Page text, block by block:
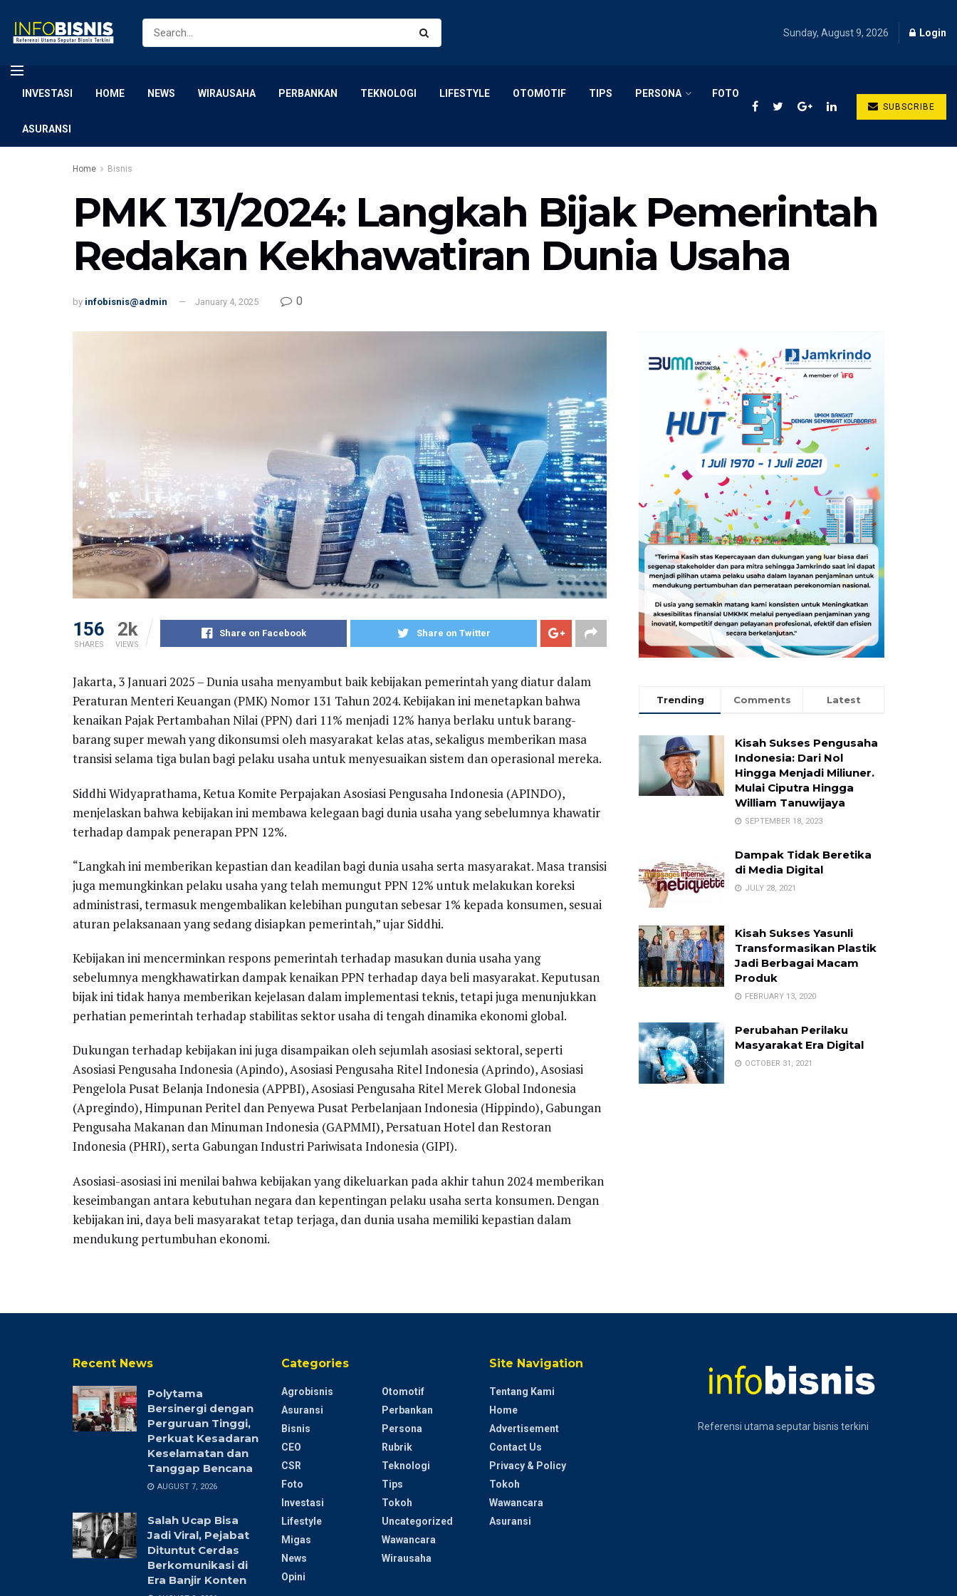
Sunday, August 9, 2026 Login
INVESTASI HOME NEWS WIRAUSAHA PERBANKAN TEKNOLOGI LIFESTYLE OTOMOTIF TIPS PERSONA FOTO
ASURANSI
SUBSCRIBE
Home Bisnis
PMK 131/2024: Langkah Bijak Pemerintah
Redakan Kekhawatiran Dunia Usaha
by infobisnis@admin January 4, 2025 0
156
SHARES
2k
VIEWS
Share on Facebook Share on Twitter
Jakarta, 3 Januari 2025 – Dunia usaha menyambut baik kebijakan pemerintah yang diatur dalam
Peraturan Menteri Keuangan (PMK) Nomor 131 Tahun 2024. Kebijakan ini menetapkan bahwa
kenaikan Pajak Pertambahan Nilai (PPN) dari 11% menjadi 12% hanya berlaku untuk barang-
barang super mewah yang dikonsumsi oleh masyarakat kelas atas, sekaligus memberikan masa
transisi selama tiga bulan bagi pelaku usaha untuk menyesuaikan sistem dan operasional mereka.
Siddhi Widyaprathama, Ketua Komite Perpajakan Asosiasi Pengusaha Indonesia (APINDO),
menjelaskan bahwa kebijakan ini membawa kelegaan bagi dunia usaha yang sebelumnya khawatir
terhadap dampak penerapan PPN 12%.
“Langkah ini memberikan kepastian dan keadilan bagi dunia usaha serta masyarakat. Masa transisi
juga memungkinkan pelaku usaha yang telah memungut PPN 12% untuk melakukan koreksi
administrasi, termasuk mengembalikan kelebihan pungutan sebesar 1% kepada konsumen, sesuai
aturan pelaksanaan yang sedang disiapkan pemerintah,” ujar Siddhi.
Kebijakan ini mencerminkan respons pemerintah terhadap masukan dunia usaha yang
sebelumnya mengkhawatirkan dampak kenaikan PPN terhadap daya beli masyarakat. Keputusan
bijak ini tidak hanya memberikan kejelasan dalam implementasi teknis, tetapi juga menunjukkan
perhatian pemerintah terhadap stabilitas sektor usaha di tengah dinamika ekonomi global.
Dukungan terhadap kebijakan ini juga disampaikan oleh sejumlah asosiasi sektoral, seperti
Asosiasi Pengusaha Indonesia (Apindo), Asosiasi Pengusaha Ritel Indonesia (Aprindo), Asosiasi
Pengelola Pusat Belanja Indonesia (APPBI), Asosiasi Pengusaha Ritel Merek Global Indonesia
(Apregindo), Himpunan Peritel dan Penyewa Pusat Perbelanjaan Indonesia (Hippindo), Gabungan
Pengusaha Makanan dan Minuman Indonesia (GAPMMI), Persatuan Hotel dan Restoran
Indonesia (PHRI), serta Gabungan Industri Pariwisata Indonesia (GIPI).
Asosiasi-asosiasi ini menilai bahwa kebijakan yang dikeluarkan pada akhir tahun 2024 memberikan
keseimbangan antara kebutuhan negara dan kepentingan pelaku usaha serta konsumen. Dengan
kebijakan ini, daya beli masyarakat tetap terjaga, dan dunia usaha memiliki kepastian dalam
mendukung pertumbuhan ekonomi.
Trending Comments Latest
Kisah Sukses Pengusaha
Indonesia: Dari Nol
Hingga Menjadi Miliuner.
Mulai Ciputra Hingga
William Tanuwijaya
SEPTEMBER 18, 2023
Dampak Tidak Beretika
di Media Digital
JULY 28, 2021
Kisah Sukses Yasunli
Transformasikan Plastik
Jadi Berbagai Macam
Produk
FEBRUARY 13, 2020
Perubahan Perilaku
Masyarakat Era Digital
OCTOBER 31, 2021
Recent News
Polytama
Bersinergi dengan
Perguruan Tinggi,
Perkuat Kesadaran
Keselamatan dan
Tanggap Bencana
AUGUST 7, 2026
Salah Ucap Bisa
Jadi Viral, Pejabat
Dituntut Cerdas
Berkomunikasi di
Era Banjir Konten
Categories
Agrobisnis
Asuransi
Bisnis
CEO
CSR
Foto
Investasi
Lifestyle
Migas
News
Opini
Otomotif
Perbankan
Persona
Rubrik
Teknologi
Tips
Tokoh
Uncategorized
Wawancara
Wirausaha
Site Navigation
Tentang Kami
Home
Advertisement
Contact Us
Privacy & Policy
Tokoh
Wawancara
Asuransi
Referensi utama seputar bisnis terkini